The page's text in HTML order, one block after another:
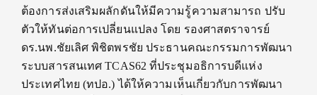
ต้องการส่งเสริมผลักดันให้มีความรู้ความสามารถ ปรับ
ตัวให้ทันต่อการเปลี่ยนแปลง โดย รองศาสตราจารย์
ดร.นพ.ชัยเลิศ พิชิตพรชัย ประธานคณะกรรมการพัฒนา
ระบบสารสนเทศ TCAS62 ที่ประชุมอธิการบดีแห่ง
ประเทศไทย (ทปอ.) ได้ให้ความเห็นเกี่ยวกับการพัฒนา